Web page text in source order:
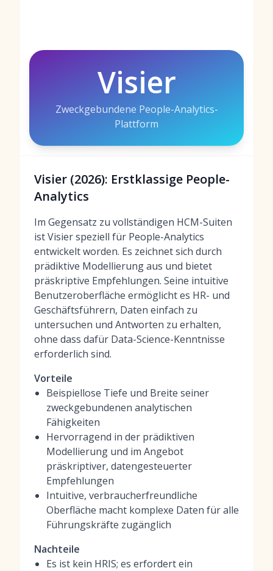
Visier
Zweckgebundene People-Analytics-
Plattform
Visier (2026): Erstklassige People-
Analytics
Im Gegensatz zu vollständigen HCM-Suiten
ist Visier speziell für People-Analytics
entwickelt worden. Es zeichnet sich durch
prädiktive Modellierung aus und bietet
präskriptive Empfehlungen. Seine intuitive
Benutzeroberfläche ermöglicht es HR- und
Geschäftsführern, Daten einfach zu
untersuchen und Antworten zu erhalten,
ohne dass dafür Data-Science-Kenntnisse
erforderlich sind.
Vorteile
Beispiellose Tiefe und Breite seiner
zweckgebundenen analytischen
Fähigkeiten
Hervorragend in der prädiktiven
Modellierung und im Angebot
präskriptiver, datengesteuerter
Empfehlungen
Intuitive, verbraucherfreundliche
Oberfläche macht komplexe Daten für alle
Führungskräfte zugänglich
Nachteile
Es ist kein HRIS; es erfordert ein